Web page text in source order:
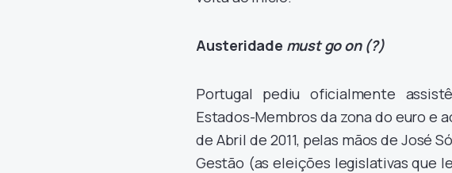
Austeridade must go on (?)
Portugal pediu oficialmente
Estados-Membros da zona do euro e
de Abril de 2011, pelas mãos de José
Gestão (as eleições legislativas que